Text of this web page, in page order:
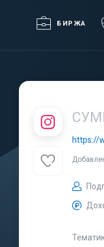
БИРЖА
https://